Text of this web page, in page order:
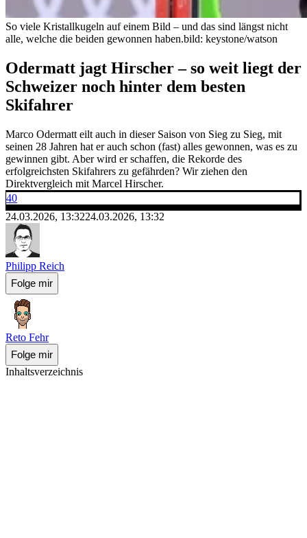
So viele Kristallkugeln auf einem Bild – und das sind längst nicht
alle, welche die beiden gewonnen haben.bild: keystone/watson
Odermatt jagt Hirscher – so weit liegt der
Schweizer noch hinter dem besten
Skifahrer
Marco Odermatt eilt auch in dieser Saison von Sieg zu Sieg, mit
seinen 28 Jahren hat er auch schon (fast) alles gewonnen, was es zu
gewinnen gibt. Aber wird er schaffen, die Rekorde des
erfolgreichsten Skifahrers zu gefährden? Wir ziehen den
Direktvergleich mit Marcel Hirscher.
40
24.03.2026, 13:3224.03.2026, 13:32
Philipp Reich
Folge mir
Reto Fehr
Folge mir
Inhaltsverzeichnis